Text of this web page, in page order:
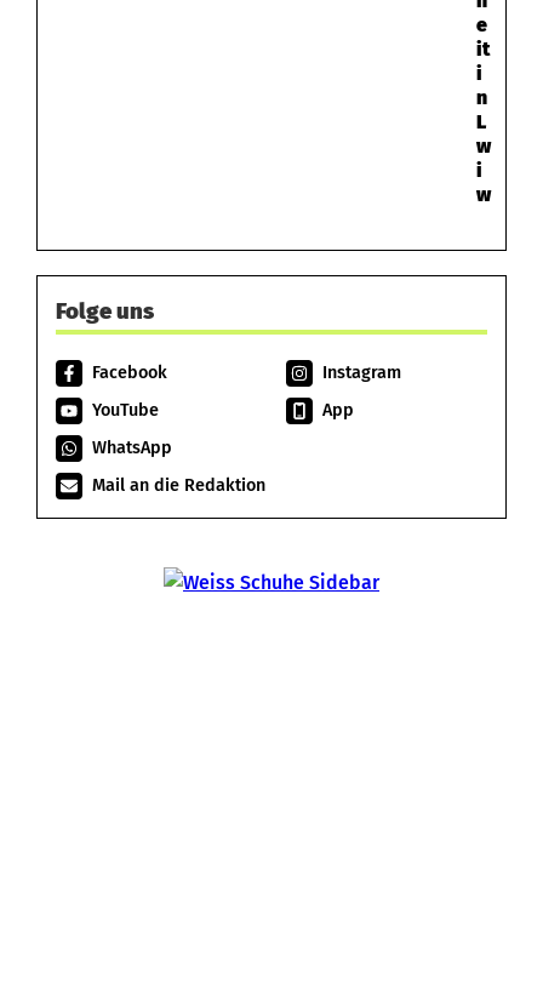
e
it
i
n
L
w
i
w
Folge uns
Facebook
Instagram
YouTube
App
WhatsApp
Mail an die Redaktion